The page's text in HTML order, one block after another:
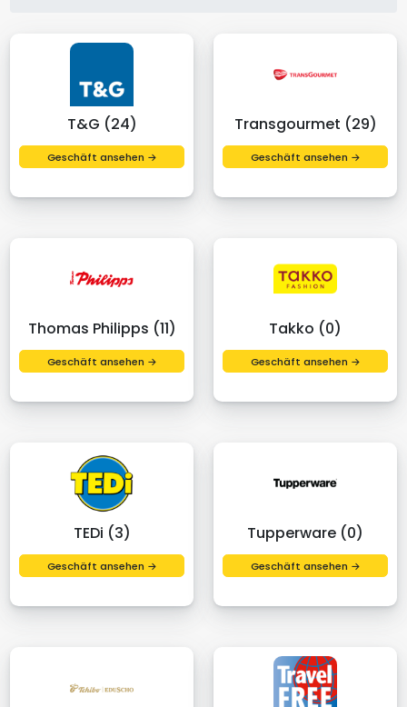
T&G (24)
Geschäft ansehen →
Transgourmet (29)
Geschäft ansehen →
Thomas Philipps (11)
Geschäft ansehen →
Takko (0)
Geschäft ansehen →
TEDi (3)
Geschäft ansehen →
Tupperware (0)
Geschäft ansehen →